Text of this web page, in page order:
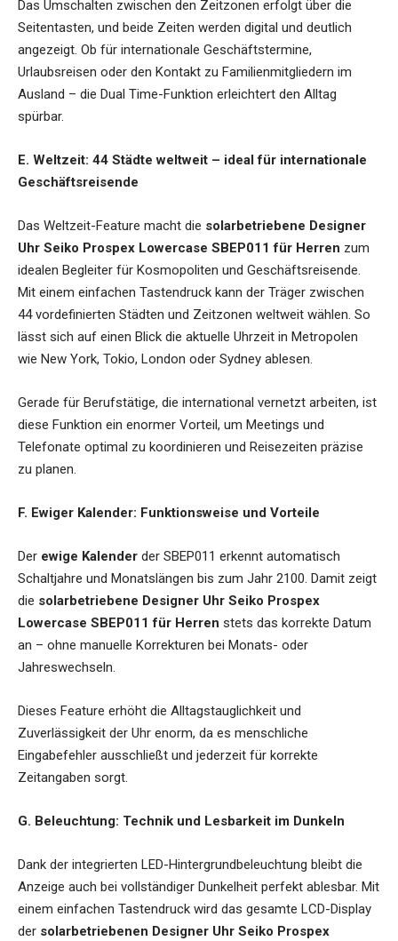
Das Umschalten zwischen den Zeitzonen erfolgt über die
Seitentasten, und beide Zeiten werden digital und deutlich
angezeigt. Ob für internationale Geschäftstermine,
Urlaubsreisen oder den Kontakt zu Familienmitgliedern im
Ausland – die Dual Time-Funktion erleichtert den Alltag
spürbar.
E. Weltzeit: 44 Städte weltweit – ideal für internationale
Geschäftsreisende
Das Weltzeit-Feature macht die solarbetriebene Designer
Uhr Seiko Prospex Lowercase SBEP011 für Herren zum
idealen Begleiter für Kosmopoliten und Geschäftsreisende.
Mit einem einfachen Tastendruck kann der Träger zwischen
44 vordefinierten Städten und Zeitzonen weltweit wählen. So
lässt sich auf einen Blick die aktuelle Uhrzeit in Metropolen
wie New York, Tokio, London oder Sydney ablesen.
Gerade für Berufstätige, die international vernetzt arbeiten, ist
diese Funktion ein enormer Vorteil, um Meetings und
Telefonate optimal zu koordinieren und Reisezeiten präzise
zu planen.
F. Ewiger Kalender: Funktionsweise und Vorteile
Der ewige Kalender der SBEP011 erkennt automatisch
Schaltjahre und Monatslängen bis zum Jahr 2100. Damit zeigt
die solarbetriebene Designer Uhr Seiko Prospex
Lowercase SBEP011 für Herren stets das korrekte Datum
an – ohne manuelle Korrekturen bei Monats- oder
Jahreswechseln.
Dieses Feature erhöht die Alltagstauglichkeit und
Zuverlässigkeit der Uhr enorm, da es menschliche
Eingabefehler ausschließt und jederzeit für korrekte
Zeitangaben sorgt.
G. Beleuchtung: Technik und Lesbarkeit im Dunkeln
Dank der integrierten LED-Hintergrundbeleuchtung bleibt die
Anzeige auch bei vollständiger Dunkelheit perfekt ablesbar. Mit
einem einfachen Tastendruck wird das gesamte LCD-Display
der solarbetriebenen Designer Uhr Seiko Prospex